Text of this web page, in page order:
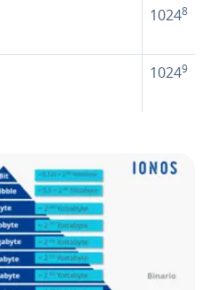
10248
10249